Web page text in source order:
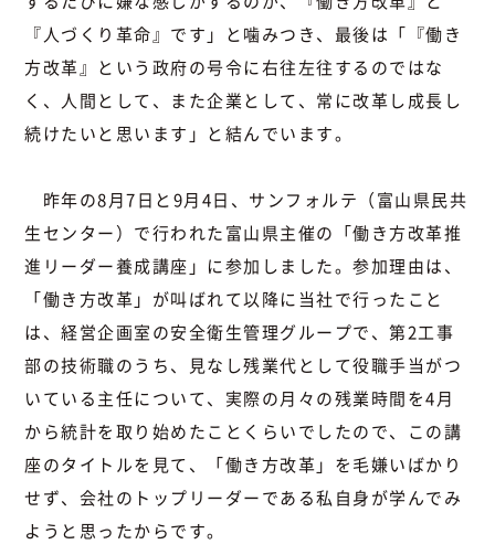
『人づくり革命』です」と噛みつき、最後は「『働き
方改革』という政府の号令に右往左往するのではな
く、人間として、また企業として、常に改革し成長し
続けたいと思います」と結んでいます。
昨年の8月7日と9月4日、サンフォルテ（富山県民共
生センター）で行われた富山県主催の「働き方改革推
進リーダー養成講座」に参加しました。参加理由は、
「働き方改革」が叫ばれて以降に当社で行ったこと
は、経営企画室の安全衛生管理グループで、第2工事
部の技術職のうち、見なし残業代として役職手当がつ
いている主任について、実際の月々の残業時間を4月
から統計を取り始めたことくらいでしたので、この講
座のタイトルを見て、「働き方改革」を毛嫌いばかり
せず、会社のトップリーダーである私自身が学んでみ
ようと思ったからです。